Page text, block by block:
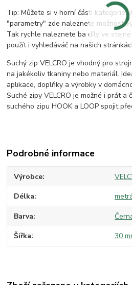
Tip: Můžete si v horní části kategorie
"parametry" zde naleznete možnost
Tak rychle naleznete ba díly ve stejné
použít i vyhledáváč na našich
Suchý zip VELCRO je vhodný pro
na jakékoliv tkaniny nebo materiál.
aplikace, doplňky a výrobky v
Suché zipy VELCRO je možné i prát a
suchého zipu HOOK a LOOP spojit
Podrobné informace
Výrobce
Délka
Barva
Šířka 30